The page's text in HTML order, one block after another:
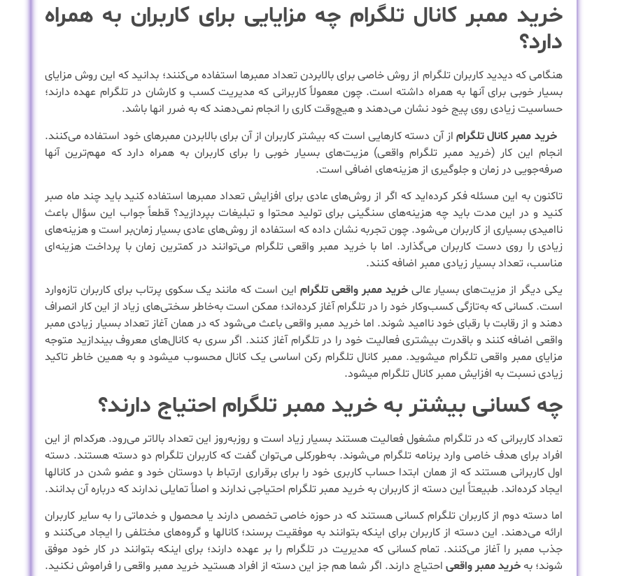
خرید ممبر کانال تلگرام چه مزایایی برای کاربران به همراه
دارد؟
هنگامی که دیدید کاربران تلگرام از روش خاصی برای بالابردن تعداد ممبرها استفاده می‌کنند؛ بدانید که این روش مزایای
بسیار خوبی برای آنها به همراه داشته است. چون معمولاً کاربرانی که مدیریت کسب و کارشان در تلگرام عهده دارند؛
حساسیت زیادی روی پیج خود نشان می‌دهند و هیچ‌وقت کاری را انجام نمی‌دهند که به ضرر انها باشد.
خرید ممبر کانال تلگرام از آن دسته کارهایی است که بیشتر کاربران از آن برای بالابردن ممبرهای خود استفاده می‌کنند.
انجام این کار (خرید ممبر تلگرام واقعی) مزیت‌های بسیار خوبی را برای کاربران به همراه دارد که مهم‌ترین آنها
صرفه‌جویی در زمان و جلوگیری از هزینه‌های اضافی است.
تاکنون به این مسئله فکر کرده‌اید که اگر از روش‌های عادی برای افزایش تعداد ممبرها استفاده کنید باید چند ماه صبر
کنید و در این مدت باید چه هزینه‌های سنگینی برای تولید محتوا و تبلیغات بپردازید؟ قطعاً جواب این سؤال باعث
ناامیدی بسیاری از کاربران می‌شود. چون تجربه نشان داده که استفاده از روش‌های عادی بسیار زمان‌بر است و هزینه‌های
زیادی را روی دست کاربران می‌گذارد. اما با خرید ممبر واقعی تلگرام می‌توانند در کمترین زمان با پرداخت هزینه‌ای
مناسب، تعداد بسیار زیادی ممبر اضافه کنند.
یکی دیگر از مزیت‌های بسیار عالیخرید ممبر واقعی تلگرام این است که مانند یک سکوی پرتاب برای کاربران تازه‌وارد
است. کسانی که به‌تازگی کسب‌وکار خود را در تلگرام آغاز کرده‌اند؛ ممکن است به‌خاطر سختی‌های زیاد از این کار انصراف
دهند و از رقابت با رقبای خود ناامید شوند. اما خرید ممبر واقعی باعث می‌شود که در همان آغاز تعداد بسیار زیادی ممبر
واقعی اضافه کنند و باقدرت بیشتری فعالیت خود را در تلگرام آغاز کنند. اگر سری به کانال‌های معروف بیندازید متوجه
مزایای ممبر واقعی تلگرام میشوید. ممبر کانال تلگرام رکن اساسی یک کانال محسوب میشود و به همین خاطر تاکید
زیادی نسبت به افزایش ممبر کانال تلگرام میشود.
چه کسانی بیشتر به خرید ممبر تلگرام احتیاج دارند؟
تعداد کاربرانی که در تلگرام مشغول فعالیت هستند بسیار زیاد است و روزبه‌روز این تعداد بالاتر می‌رود. هرکدام از این
افراد برای هدف خاصی وارد برنامه تلگرام می‌شوند. به‌طورکلی می‌توان گفت که کاربران تلگرام دو دسته هستند. دسته
اول کاربرانی هستند که از همان ابتدا حساب کاربری خود را برای برقراری ارتباط با دوستان خود و عضو شدن در کانالها
ایجاد کرده‌اند. طبیعتاً این دسته از کاربران به خرید ممبر تلگرام احتیاجی ندارند و اصلاً تمایلی ندارند که درباره آن بدانند.
اما دسته دوم از کاربران تلگرام کسانی هستند که در حوزه خاصی تخصص دارند یا محصول و خدماتی را به سایر کاربران
ارائه می‌دهند. این دسته از کاربران برای اینکه بتوانند به موفقیت برسند؛ کانالها و گروه‌های مختلفی را ایجاد می‌کنند و
جذب ممبر را آغاز می‌کنند. تمام کسانی که مدیریت در تلگرام را بر عهده دارند؛ برای اینکه بتوانند در کار خود موفق
شوند؛ بهخرید ممبر واقعی احتیاج دارند. اگر شما هم جز این دسته از افراد هستید خرید ممبر واقعی را فراموش نکنید.